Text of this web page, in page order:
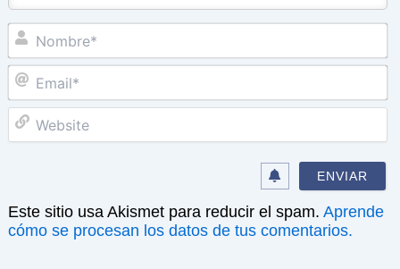
Este sitio usa Akismet para reducir el spam. Aprende
cómo se procesan los datos de tus comentarios.